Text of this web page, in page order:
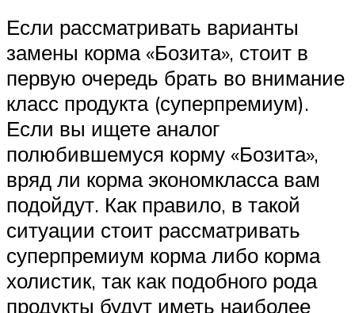
Если рассматривать варианты
замены корма «Бозита», стоит в
первую очередь брать во внимание
класс продукта (суперпремиум).
Если вы ищете аналог
полюбившемуся корму «Бозита»,
вряд ли корма экономкласса вам
подойдут. Как правило, в такой
ситуации стоит рассматривать
суперпремиум корма либо корма
холистик, так как подобного рода
продукты будут иметь наиболее